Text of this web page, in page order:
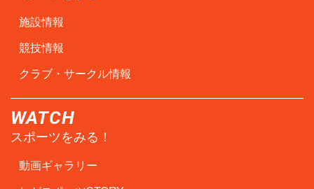
施設情報
競技情報
クラブ・サークル情報
WATCH
スポーツをみる！
動画ギャラリー